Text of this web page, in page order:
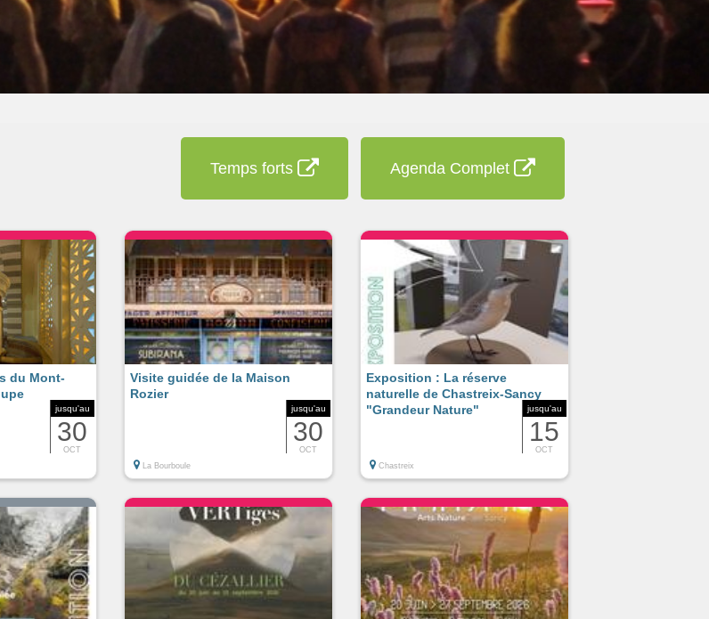
Temps forts Agenda Complet
jusqu'au
30
OCT
du Mont-
jusqu'au
30
OCT
Visite guidée de la Maison
Rozier
La Bourboule
jusqu'au
15
OCT
Exposition : La réserve
naturelle de Chastreix-Sancy
"Grandeur Nature"
Chastreix